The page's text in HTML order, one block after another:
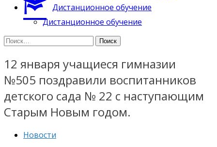
Дистанционное обучение
Дистанционное обучение
Найти:
12 января учащиеся гимназии
№505 поздравили воспитанников
детского сада № 22 с наступающим
Старым Новым годом.
Новости